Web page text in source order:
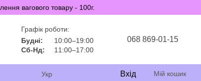
вагового товару - 100г.
Графік роботи:
Будні:
10:00–19:00
Сб-Нд:
11:00–17:00
068 869-01-15
Укр Вхід Мій кошик